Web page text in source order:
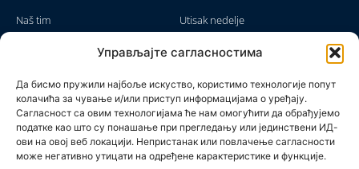
Управљајте сагласностима
Да бисмо пружили најбоље искуство, користимо технологије попут
колачића за чување и/или приступ информацијама о уређају.
Сагласност са овим технологијама ће нам омогућити да обрађујемо
податке као што су понашање при прегледању или јединствени ИД-
ови на овој веб локацији. Непристанак или повлачење сагласности
може негативно утицати на одређене карактеристике и функције.
Naš tim
Politika privatnosti
Kontakt
Utisak nedelje
Moram da kažem
Brojke i bajke
Ostale emisije
Pronađite nas